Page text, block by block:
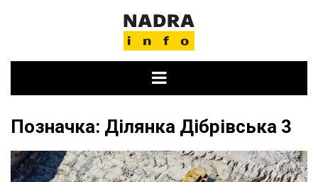
Позначка: Ділянка Дібрівська 3